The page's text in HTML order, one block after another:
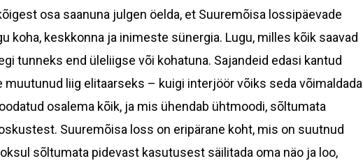
osa saanuna julgen öelda, et Suuremõisa lossipäevade
koha, keskkonna ja inimeste sünergia. Lugu, milles kõik saavad
tunneks end üleliigse või kohatuna. Sajandeid edasi kantud
muutunud liig elitaarseks – kuigi interjöör võiks seda võimaldada
osalema kõik, ja mis ühendab ühtmoodi, sõltumata
Suuremõisa loss on eripärane koht, mis on suutnud
sõltumata pidevast kasutusest säilitada oma näo ja loo,